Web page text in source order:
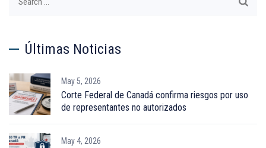
Últimas Noticias
May 5, 2026
Corte Federal de Canadá confirma riesgos por uso
de representantes no autorizados
May 4, 2026